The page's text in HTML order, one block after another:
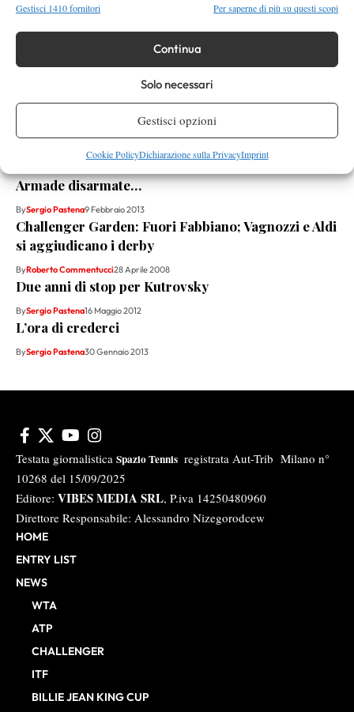
Gestisci 1410 fornitori Per saperne di più su questi scopi
Continua
Solo necessari
Gestisci opzioni
Cookie PolicyDichiarazione sulla PrivacyImprint
Instagram
RELATED NEWS
Armade disarmate…
BySergio Pastena9 Febbraio 2013
Challenger Garden: Fuori Fabbiano; Vagnozzi e Aldi
si aggiudicano i derby
ByRoberto Commentucci28 Aprile 2008
Due anni di stop per Kutrovsky
BySergio Pastena16 Maggio 2012
L’ora di crederci
BySergio Pastena30 Gennaio 2013
Testata giornalistica Spazio Tennis registrata Aut-Trib Milano n°
10268 del 15/09/2025
Editore: VIBES MEDIA SRL, P.iva 14250480960
Direttore Responsabile: Alessandro Nizegorodcew
HOME
ENTRY LIST
NEWS
WTA
ATP
CHALLENGER
ITF
BILLIE JEAN KING CUP